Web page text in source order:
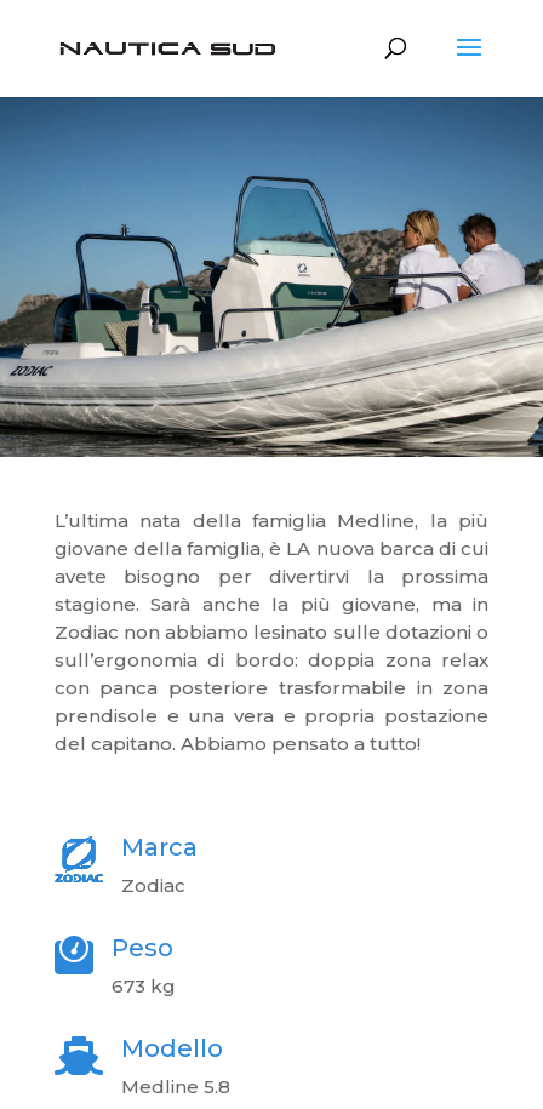
L’ultima nata della famiglia Medline, la più
giovane della famiglia, è LA nuova barca di cui
avete bisogno per divertirvi la prossima
stagione. Sarà anche la più giovane, ma in
Zodiac non abbiamo lesinato sulle dotazioni o
sull’ergonomia di bordo: doppia zona relax
con panca posteriore trasformabile in zona
prendisole e una vera e propria postazione
del capitano. Abbiamo pensato a tutto!
Marca
Zodiac
 Peso
673 kg
 Modello
Medline 5.8